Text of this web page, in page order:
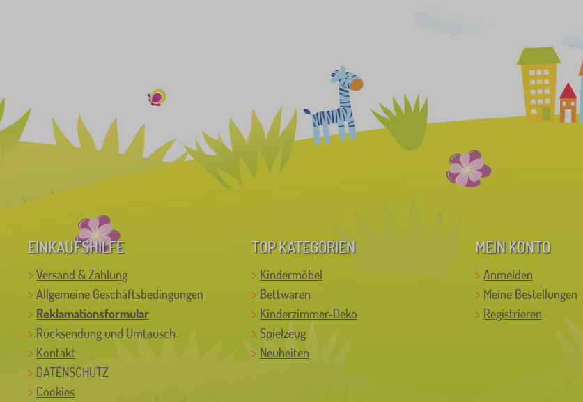
EINKAUFSHILFE
Versand & Zahlung
Allgemeine Geschäftsbedingungen
Reklamationsformular
Rücksendung und Umtausch
Kontakt
DATENSCHUTZ
Cookies
TOP KATEGORIEN
Kindermöbel
Bettwaren
Kinderzimmer-Deko
Spielzeug
Neuheiten
MEIN KONTO
Anmelden
Meine Bestellungen
Registrieren